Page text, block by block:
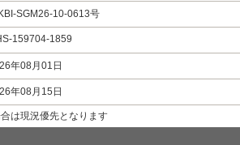
SGM26-10-0613号
159704-1859
年08月01日
年08月15日
は現況優先となります